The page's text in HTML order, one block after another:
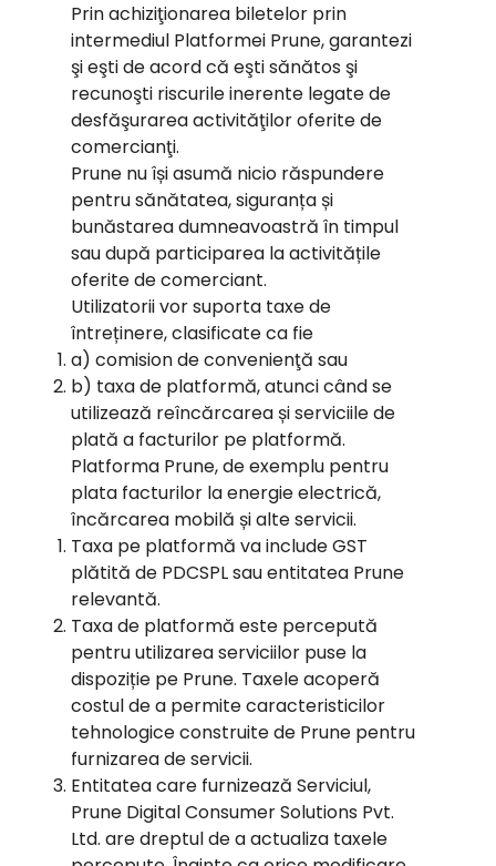
Prin achiziţionarea biletelor prin
intermediul Platformei Prune, garantezi
şi eşti de acord că eşti sănătos şi
recunoşti riscurile inerente legate de
desfăşurarea activităţilor oferite de
comercianţi.
Prune nu își asumă nicio răspundere
pentru sănătatea, siguranța și
bunăstarea dumneavoastră în timpul
sau după participarea la activitățile
oferite de comerciant.
Utilizatorii vor suporta taxe de
întreținere, clasificate ca fie
a) comision de convenienţă sau
b) taxa de platformă, atunci când se
utilizează reîncărcarea și serviciile de
plată a facturilor pe platformă.
Platforma Prune, de exemplu pentru
plata facturilor la energie electrică,
încărcarea mobilă și alte servicii.
Taxa pe platformă va include GST
plătită de PDCSPL sau entitatea Prune
relevantă.
Taxa de platformă este percepută
pentru utilizarea serviciilor puse la
dispoziție pe Prune. Taxele acoperă
costul de a permite caracteristicilor
tehnologice construite de Prune pentru
furnizarea de servicii.
Entitatea care furnizează Serviciul,
Prune Digital Consumer Solutions Pvt.
Ltd. are dreptul de a actualiza taxele